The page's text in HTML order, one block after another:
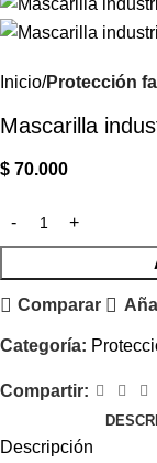
Inicio Protección
Mascarilla
$ 70.000
Comparar
Categoría:
Compartir:
Descripción